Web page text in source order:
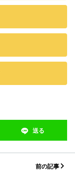
送る
前の記事